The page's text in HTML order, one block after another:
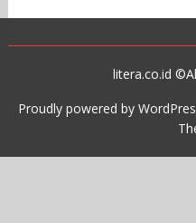
litera.co.id
Proudly powered by